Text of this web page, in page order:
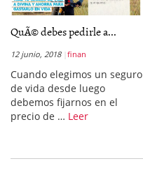
QuÃ© debes pedirle a...
12 junio, 2018 finan
Cuando elegimos un seguro
de vida desde luego
debemos fijarnos en el
precio de … Leer